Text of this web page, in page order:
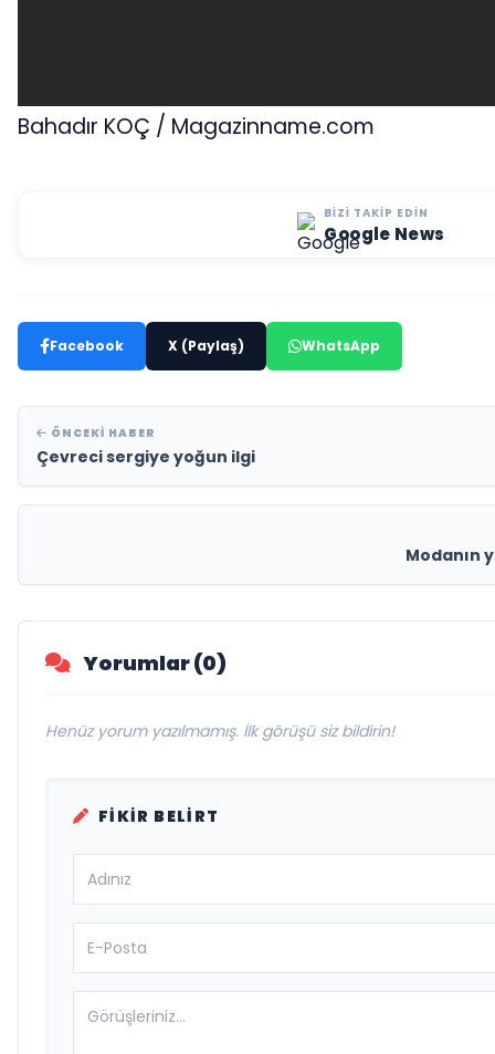
Bahadır KOÇ / Magazinname.com
BIZI TAKIP EDIN
Google News
Facebook X (Paylaş) WhatsApp
ÖNCEKI HABER
Çevreci sergiye yoğun ilgi
Modanın
Yorumlar (0)
Henüz yorum yazılmamış. İlk görüşü siz bildirin!
FIKIR BELIRT